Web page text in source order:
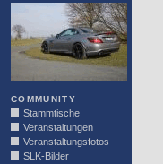
COMMUNITY
Stammtische
Veranstaltungen
Veranstaltungsfotos
SLK-Bilder